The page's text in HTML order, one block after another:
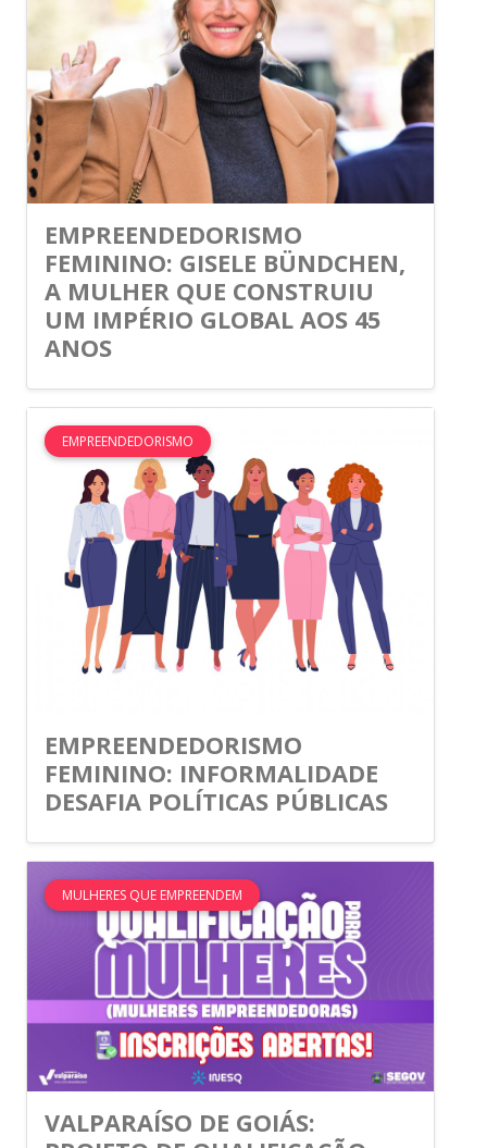
EMPREENDEDORISMO
FEMININO: GISELE BÜNDCHEN,
A MULHER QUE CONSTRUIU
UM IMPÉRIO GLOBAL AOS 45
ANOS
EMPREENDEDORISMO
EMPREENDEDORISMO
FEMININO: INFORMALIDADE
DESAFIA POLÍTICAS PÚBLICAS
MULHERES QUE EMPREENDEM
VALPARAÍSO DE GOIÁS: